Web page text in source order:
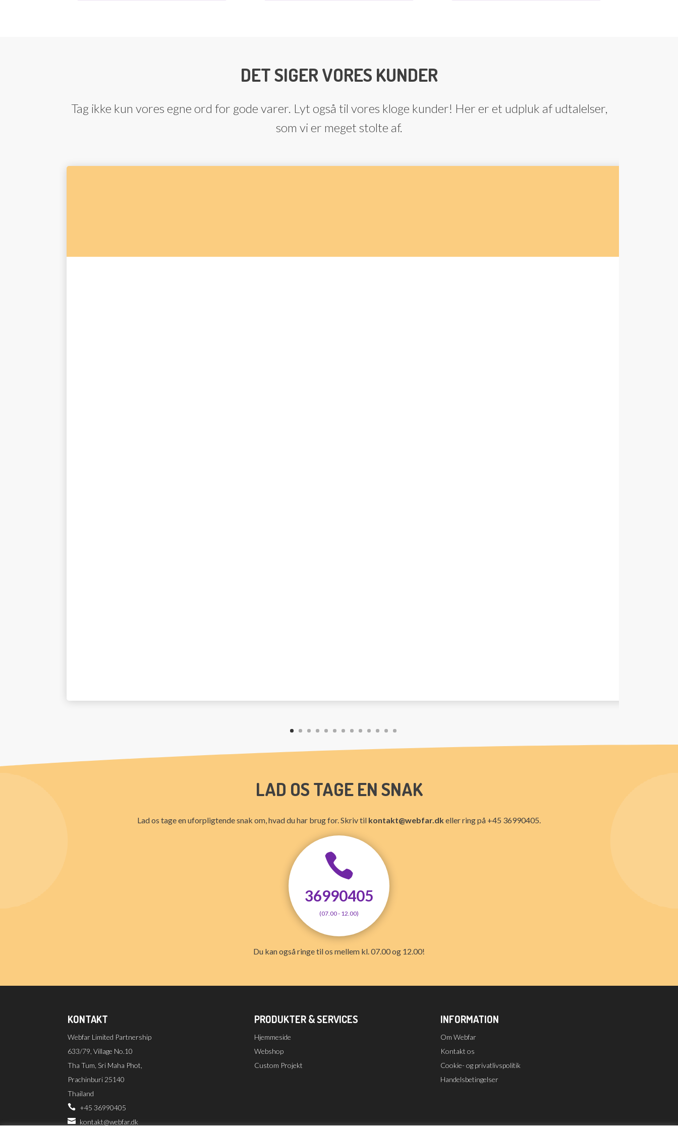
DET SIGER VORES KUNDER
Tag ikke kun vores egne ord for gode varer. Lyt også til vores kloge kunder! Her er et udpluk af udtalelser,
som vi er meget stolte af.
LAD OS TAGE EN SNAK
Lad os tage en uforpligtende snak om, hvad du har brug for. Skriv til kontakt@webfar.dkeller ring på +45 36990405.

36990405
(07.00 - 12.00)
Du kan også ringe til os mellem kl. 07.00 og 12.00!
KONTAKT
Webfar Limited Partnership
633/79, Village No.10
Tha Tum, Sri Maha Phot,
Prachinburi 25140
Thailand
 +45 36990405
 kontakt@webfar.dk
PRODUKTER & SERVICES
Hjemmeside
Webshop
Custom Projekt
INFORMATION
Om Webfar
Kontakt os
Cookie- og privatlivspolitik
Handelsbetingelser